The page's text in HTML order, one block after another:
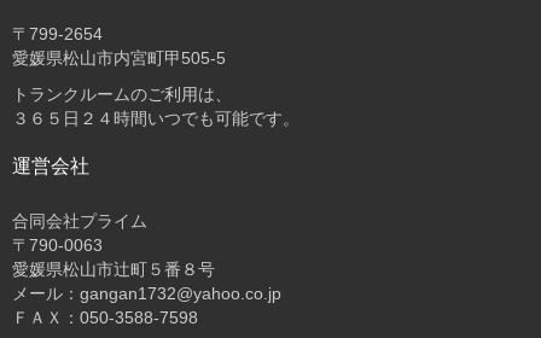
〒 799-2654
愛媛県松山市内宮町甲505-5
トランクルームのご利用は、
３６５日２４時間いつでも可能です。
運営会社
合同会社プライム
〒 790-0063
愛媛県松山市辻町５番８号
メール：gangan1732@yahoo.co.jp
ＦＡＸ：050-3588-7598